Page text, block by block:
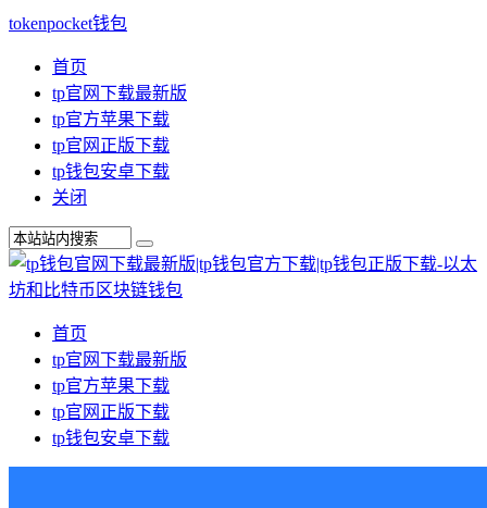
tokenpocket钱包
首页
tp官网下载最新版
tp官方苹果下载
tp官网正版下载
tp钱包安卓下载
关闭
首页
tp官网下载最新版
tp官方苹果下载
tp官网正版下载
tp钱包安卓下载